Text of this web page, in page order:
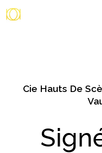
Cie Hauts De